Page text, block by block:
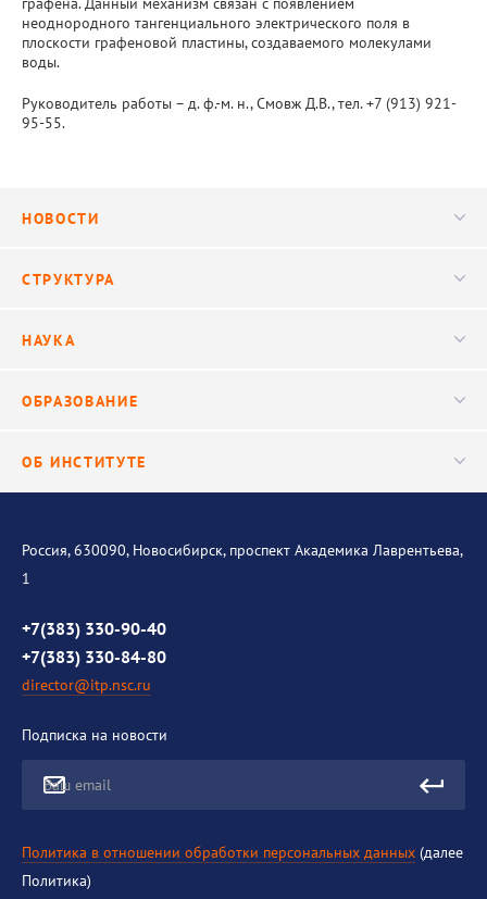
неоднородного тангенциального электрического поля в
плоскости графеновой пластины, создаваемого молекулами
воды.
Руководитель работы – д. ф.-м. н., Смовж Д.В., тел. +7 (913) 921-
95-55.
НОВОСТИ
Видео
СТРУКТУРА
Научные подразделения
НАУКА
Исследования
ОБРАЗОВАНИЕ
ОБ ИНСТИТУТЕ
История института
Контакты
Противодействие коррупции
Россия, 630090, Новосибирск, проспект Академика Лаврентьева,
1
+7(383) 330-90-40
+7(383) 330-84-80
director@itp.nsc.ru
Подписка на новости
Ваш email
Политика в отношении обработки персональных данных (далее
Политика)